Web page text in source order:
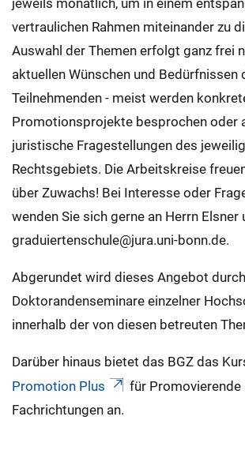
vertraulichen Rahmen miteinander zu
Auswahl der Themen erfolgt ganz frei
aktuellen Wünschen und Bedürfnissen
Teilnehmenden - meist werden
Promotionsprojekte besprochen oder
juristische Fragestellungen des
Rechtsgebiets. Die Arbeitskreise
über Zuwachs! Bei Interesse oder
wenden Sie sich gerne an Herrn Elsner
graduiertenschule@jura.uni-bonn.de.
Abgerundet wird dieses Angebot durch
Doktorandenseminare einzelner
innerhalb der von diesen betreuten
Darüber hinaus bietet das BGZ das
Promotion Plus
für Promovierende
Fachrichtungen an.